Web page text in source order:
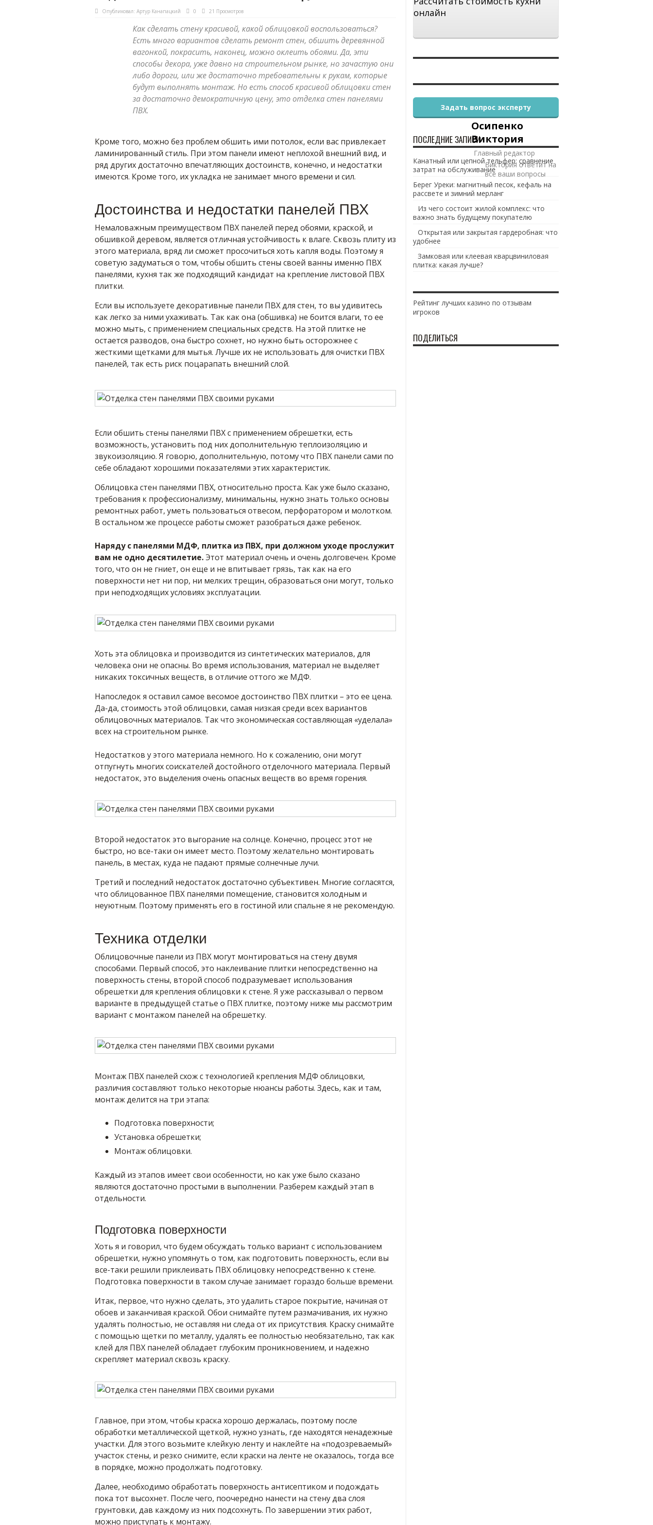
Опубликовал: Артур Канапацкий 0 21 Просмотров
Как сделать стену красивой, какой облицовкой воспользоваться?
Есть много вариантов сделать ремонт стен, обшить деревянной
вагонкой, покрасить, наконец, можно оклеить обоями. Да, эти
способы декора, уже давно на строительном рынке, но зачастую они
либо дороги, или же достаточно требовательны к рукам, которые
будут выполнять монтаж. Но есть способ красивой облицовки стен
за достаточно демократичную цену, это отделка стен панелями
ПВХ.
Кроме того, можно без проблем обшить ими потолок, если вас привлекает
ламинированный стиль. При этом панели имеют неплохой внешний вид, и
ряд других достаточно впечатляющих достоинств, конечно, и недостатки
имеются. Кроме того, их укладка не занимает много времени и сил.
Достоинства и недостатки панелей ПВХ
Немаловажным преимуществом ПВХ панелей перед обоями, краской, и
обшивкой деревом, является отличная устойчивость к влаге. Сквозь плиту из
этого материала, вряд ли сможет просочиться хоть капля воды. Поэтому я
советую задуматься о том, чтобы обшить стены своей ванны именно ПВХ
панелями, кухня так же подходящий кандидат на крепление листовой ПВХ
плитки.
Если вы используете декоративные панели ПВХ для стен, то вы удивитесь
как легко за ними ухаживать. Так как она (обшивка) не боится влаги, то ее
можно мыть, с применением специальных средств. На этой плитке не
остается разводов, она быстро сохнет, но нужно быть осторожнее с
жесткими щетками для мытья. Лучше их не использовать для очистки ПВХ
панелей, так есть риск поцарапать внешний слой.
Если обшить стены панелями ПВХ с применением обрешетки, есть
возможность, установить под них дополнительную теплоизоляцию и
звукоизоляцию. Я говорю, дополнительную, потому что ПВХ панели сами по
себе обладают хорошими показателями этих характеристик.
Облицовка стен панелями ПВХ, относительно проста. Как уже было сказано,
требования к профессионализму, минимальны, нужно знать только основы
ремонтных работ, уметь пользоваться отвесом, перфоратором и молотком.
В остальном же процессе работы сможет разобраться даже ребенок.
Наряду с панелями МДФ, плитка из ПВХ, при должном уходе прослужит
вам не одно десятилетие.Этот материал очень и очень долговечен. Кроме
того, что он не гниет, он еще и не впитывает грязь, так как на его
поверхности нет ни пор, ни мелких трещин, образоваться они могут, только
при неподходящих условиях эксплуатации.
Хоть эта облицовка и производится из синтетических материалов, для
человека они не опасны. Во время использования, материал не выделяет
никаких токсичных веществ, в отличие оттого же МДФ.
Напоследок я оставил самое весомое достоинство ПВХ плитки – это ее цена.
Да-да, стоимость этой облицовки, самая низкая среди всех вариантов
облицовочных материалов. Так что экономическая составляющая «уделала»
всех на строительном рынке.
Недостатков у этого материала немного. Но к сожалению, они могут
отпугнуть многих соискателей достойного отделочного материала. Первый
недостаток, это выделения очень опасных веществ во время горения.
Второй недостаток это выгорание на солнце. Конечно, процесс этот не
быстро, но все-таки он имеет место. Поэтому желательно монтировать
панель, в местах, куда не падают прямые солнечные лучи.
Третий и последний недостаток достаточно субъективен. Многие согласятся,
что облицованное ПВХ панелями помещение, становится холодным и
неуютным. Поэтому применять его в гостиной или спальне я не рекомендую.
Техника отделки
Облицовочные панели из ПВХ могут монтироваться на стену двумя
способами. Первый способ, это наклеивание плитки непосредственно на
поверхность стены, второй способ подразумевает использования
обрешетки для крепления облицовки к стене. Я уже рассказывал о первом
варианте в предыдущей статье о ПВХ плитке, поэтому ниже мы рассмотрим
вариант с монтажом панелей на обрешетку.
Монтаж ПВХ панелей схож с технологией крепления МДФ облицовки,
различия составляют только некоторые нюансы работы. Здесь, как и там,
монтаж делится на три этапа:
Подготовка поверхности;
Установка обрешетки;
Монтаж облицовки.
Каждый из этапов имеет свои особенности, но как уже было сказано
являются достаточно простыми в выполнении. Разберем каждый этап в
отдельности.
Подготовка поверхности
Хоть я и говорил, что будем обсуждать только вариант с использованием
обрешетки, нужно упомянуть о том, как подготовить поверхность, если вы
все-таки решили приклеивать ПВХ облицовку непосредственно к стене.
Подготовка поверхности в таком случае занимает гораздо больше времени.
Итак, первое, что нужно сделать, это удалить старое покрытие, начиная от
обоев и заканчивая краской. Обои снимайте путем размачивания, их нужно
удалять полностью, не оставляя ни следа от их присутствия. Краску снимайте
с помощью щетки по металлу, удалять ее полностью необязательно, так как
клей для ПВХ панелей обладает глубоким проникновением, и надежно
скрепляет материал сквозь краску.
Главное, при этом, чтобы краска хорошо держалась, поэтому после
обработки металлической щеткой, нужно узнать, где находятся ненадежные
участки. Для этого возьмите клейкую ленту и наклейте на «подозреваемый»
участок стены, и резко снимите, если краски на ленте не оказалось, тогда все
в порядке, можно продолжать подготовку.
Далее, необходимо обработать поверхность антисептиком и подождать
пока тот высохнет. После чего, поочередно нанести на стену два слоя
грунтовки, дав каждому из них подсохнуть. По завершении этих работ,
можно приступать к монтажу.
онлайн
Осипенко
Виктория
Главный редактор
Виктория ответит на
все ваши вопросы
Задать вопрос эксперту
ПОСЛЕДНИЕ ЗАПИСИ
Канатный или цепной тельфер: сравнение
затрат на обслуживание
Берег Уреки: магнитный песок, кефаль на
рассвете и зимний мерланг
Из чего состоит жилой комплекс: что
важно знать будущему покупателю
Открытая или закрытая гардеробная: что
удобнее
Замковая или клеевая кварцвиниловая
плитка: какая лучше?
Рейтинг лучших казино по отзывам
игроков
ПОДЕЛИТЬСЯ